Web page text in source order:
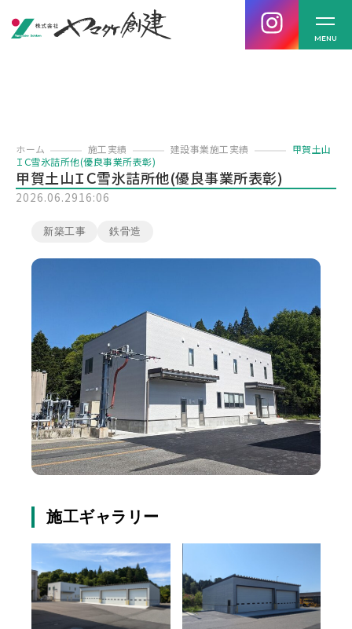
MENU
ホーム 施工実績 建設事業施工実績
甲賀土山
ＩＣ雪氷詰所他(優良事業所表彰)
甲賀土山ＩＣ雪氷詰所他(優良事業所表彰)
2026.06.2916:06
新築工事 鉄骨造
施工ギャラリー